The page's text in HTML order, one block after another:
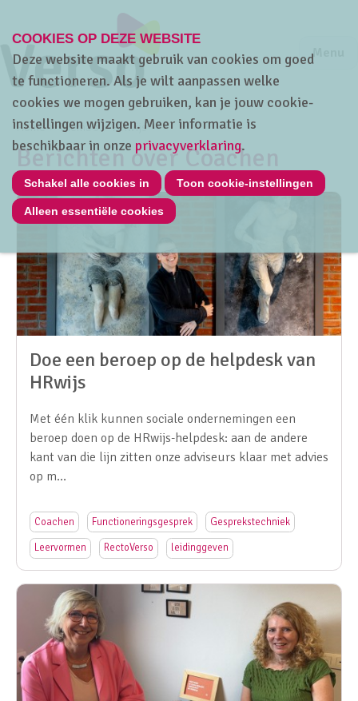
Jump
Menu
Home Thema's HRwijs
Berichten over Coachen
Doe een beroep op de helpdesk van
HRwijs
Met één klik kunnen sociale ondernemingen een
beroep doen op de HRwijs-helpdesk: aan de andere
kant van die lijn zitten onze adviseurs klaar met advies
op m…
Coachen Functioneringsgesprek Gesprekstechniek
Leervormen RectoVerso leidinggeven
COOKIES OP DEZE WEBSITE
Deze website maakt gebruik van cookies om goed
te functioneren. Als je wilt aanpassen welke
cookies we mogen gebruiken, kan je jouw cookie-
instellingen wijzigen. Meer informatie is
beschikbaar in onze privacyverklaring.
Schakel alle cookies in Toon cookie-instellingen
Alleen essentiële cookies